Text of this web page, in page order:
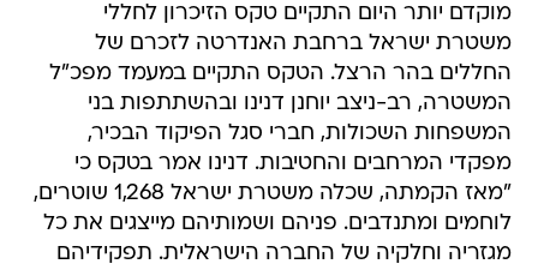
מוקדם יותר היום התקיים טקס הזיכרון לחללי
משטרת ישראל ברחבת האנדרטה לזכרם של
החללים בהר הרצל. הטקס התקיים במעמד מפכ"ל
המשטרה, רב-ניצב יוחנן דנינו ובהשתתפות בני
המשפחות השכולות, חברי סגל הפיקוד הבכיר,
מפקדי המרחבים והחטיבות. דנינו אמר בטקס כי
"מאז הקמתה, שכלה משטרת ישראל 1,268 שוטרים,
לוחמים ומתנדבים. פניהם ושמותיהם מייצגים את כל
מגזריה וחלקיה של החברה הישראלית. תפקידיהם